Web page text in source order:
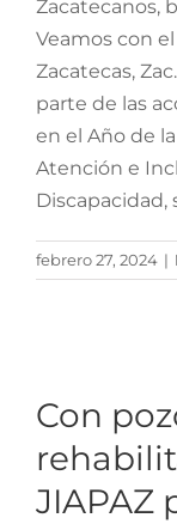
Zacatecanos,
Veamos con
Zacatecas,
parte de las
en el Año de
Atención e
Discapacidad,
febrero 27, 2024 |
Con
JIAPAZ